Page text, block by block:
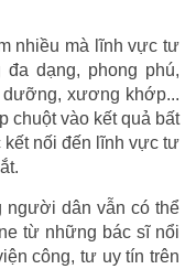
nhiều mà lĩnh vực tư
dạng, phong phú,
dưỡng, xương khớp...
chuột vào kết quả bất
kết nối đến lĩnh vực tư
người dân vẫn có thể
từ những bác sĩ nổi
công, tư uy tín trên